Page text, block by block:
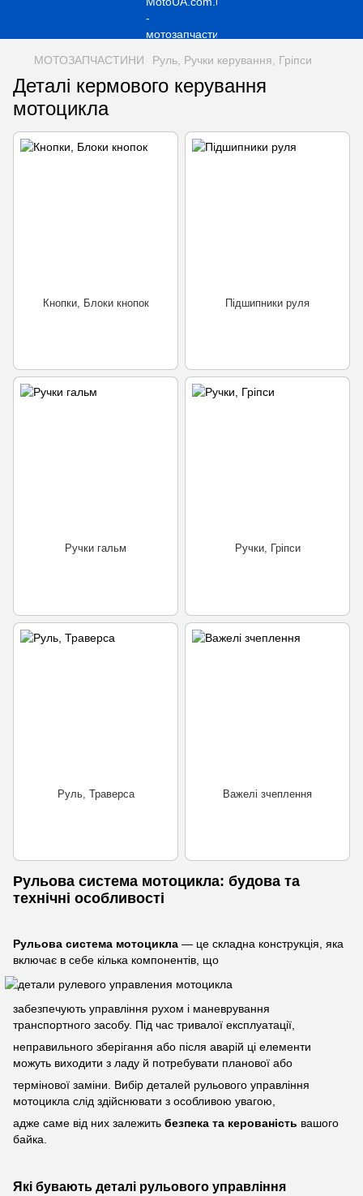
МОТОЗАПЧАСТИНИ Руль, Ручки керування, Гріпси
Деталі кермового керування
мотоцикла
Рульова система мотоцикла: будова та
технічні особливості
Рульова система мотоцикла — це складна конструкція, яка
включає в себе кілька компонентів, що
забезпечують управління рухом і маневрування
транспортного засобу. Під час тривалої експлуатації,
неправильного зберігання або після аварій ці елементи
можуть виходити з ладу й потребувати планової або
термінової заміни. Вибір деталей рульового управління
мотоцикла слід здійснювати з особливою увагою,
адже саме від них залежить безпека та керованість вашого
байка.
Які бувають деталі рульового управління
Кнопки, Блоки кнопок Підшипники руля
Ручки гальм Ручки, Гріпси
Руль, Траверса Важелі зчеплення